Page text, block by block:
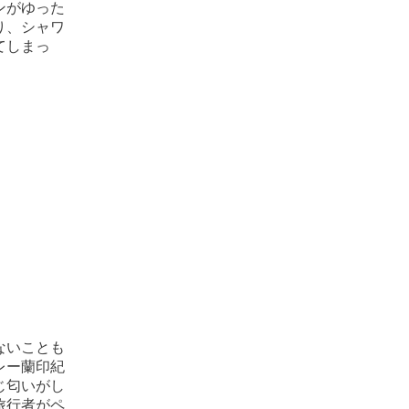
がゆった
、シャワ
しまっ
いことも
ー蘭印紀
匂いがし
行者がペ